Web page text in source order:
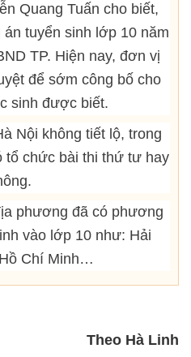
Quang Tuấn cho biết,
tuyển sinh lớp 10 năm
TP. Hiện nay, đơn vị
để sớm công bố cho
sinh được biết.
Nội không tiết lộ, trong
tổ chức bài thi thứ tư hay
phương đã có phương
vào lớp 10 như: Hải
Chí Minh…
Theo Hà Linh